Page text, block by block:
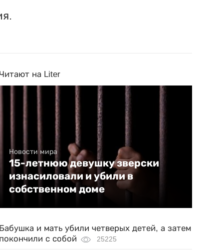
Читают на Liter
Новости мира
15-летнюю девушку зверски
изнасиловали и убили в
собственном доме
Бабушка и мать убили четверых детей, а затем
покончили с собой
25225